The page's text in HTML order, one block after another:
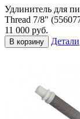
Удлинитель для
Thread 7/8"
11 000 руб.
В корзину Детали